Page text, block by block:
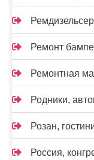
Ремонт
Ремонтная
Родники,
Розан,
Россия,